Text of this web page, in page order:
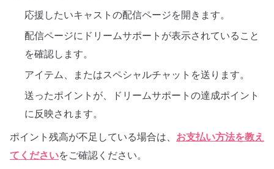
応援したいキャストの配信ページを開きます。
配信ページにドリームサポートが表示されていること
を確認します。
アイテム、またはスペシャルチャットを送ります。
送ったポイントが、ドリームサポートの達成ポイント
に反映されます。
ポイント残高が不足している場合は、 お支払い方法を教え
てくださいをご確認ください。